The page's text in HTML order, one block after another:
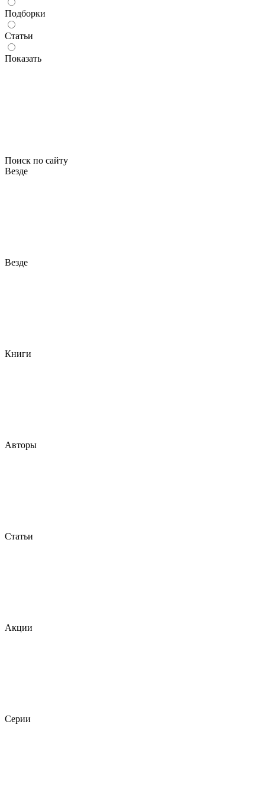
Подборки
Статьи
Показать
Поиск по сайту
Везде
Везде
Книги
Авторы
Статьи
Акции
Серии